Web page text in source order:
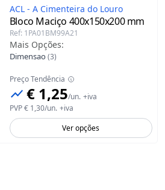
ACL - A Cimenteira do Louro
Bloco Maciço 400x150x200 mm
Ref: 1PA01BM99A21
Mais Opções:
Dimensao(3)
Preço Tendência
€ 1,25/un. +iva
PVP€ 1,30/un. +iva
Ver opções